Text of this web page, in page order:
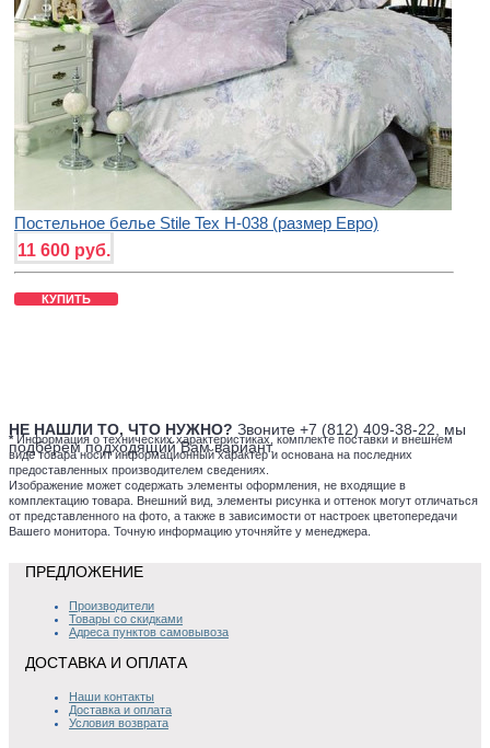
Постельное белье Stile Tex H-038 (размер Евро)
11 600 руб.
КУПИТЬ
НЕ НАШЛИ ТО, ЧТО НУЖНО? Звоните +7 (812) 409-38-22, мы
подберем подходящий Вам вариант.
* Информация о технических характеристиках, комплекте поставки и внешнем
виде товара носит информационный характер и основана на последних
предоставленных производителем сведениях.
Изображение может содержать элементы оформления, не входящие в
комплектацию товара. Внешний вид, элементы рисунка и оттенок могут отличаться
от представленного на фото, а также в зависимости от настроек цветопередачи
Вашего монитора. Точную информацию уточняйте у менеджера.
ПРЕДЛОЖЕНИЕ
Производители
Товары со скидками
Адреса пунктов самовывоза
ДОСТАВКА И ОПЛАТА
Наши контакты
Доставка и оплата
Условия возврата